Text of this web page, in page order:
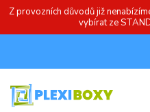
Z provozních důvodů již
vybírat ze